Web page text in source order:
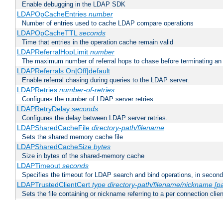
Enable debugging in the LDAP SDK
LDAPOpCacheEntries number
Number of entries used to cache LDAP compare operations
LDAPOpCacheTTLseconds
Time that entries in the operation cache remain valid
LDAPReferralHopLimit number
The maximum number of referral hops to chase before terminating
LDAPReferrals On|Off|default
Enable referral chasing during queries to the LDAP server.
LDAPRetries number-of-retries
Configures the number of LDAP server retries.
LDAPRetryDelay seconds
Configures the delay between LDAP server retries.
LDAPSharedCacheFile directory-path/filename
Sets the shared memory cache file
LDAPSharedCacheSize bytes
Size in bytes of the shared-memory cache
LDAPTimeout seconds
Specifies the timeout for LDAP search and bind operations, in
LDAPTrustedClientCert type directory-path/filename/nickname
Sets the file containing or nickname referring to a per connection